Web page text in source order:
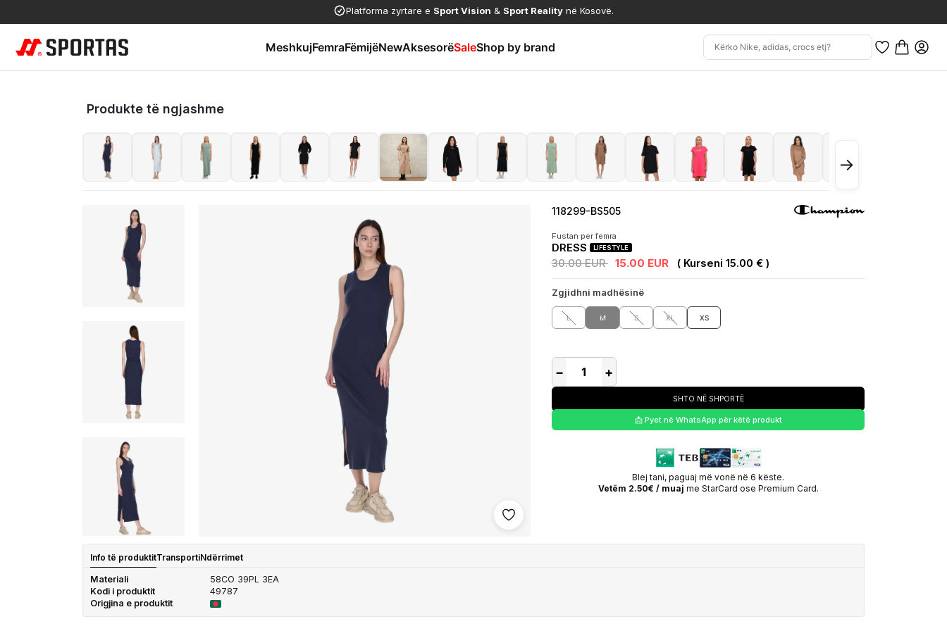
Platforma zyrtare e Sport Vision & Sport Reality në Kosovë.
MeshkujFemraFëmijëNewAksesorëSaleShop by brand
Produkte të ngjashme
→
Shto në wishlist
118299-BS505
Fustan per femra
DRESS LIFESTYLE
30.00 EUR 15.00 EUR ( Kurseni 15.00 € )
Zgjidhni madhësinë
L M S XL XS
− +
SHTO NË SHPORTË
📩 Pyet në WhatsApp për këtë produkt
Blej tani, paguaj më vonë në 6 këste.
Vetëm 2.50€ / muaj me StarCard ose Premium Card.
Info të produktitTransportiNdërrimet
Materiali
58CO 39PL 3EA
Kodi i produktit
49787
Origjina e produktit